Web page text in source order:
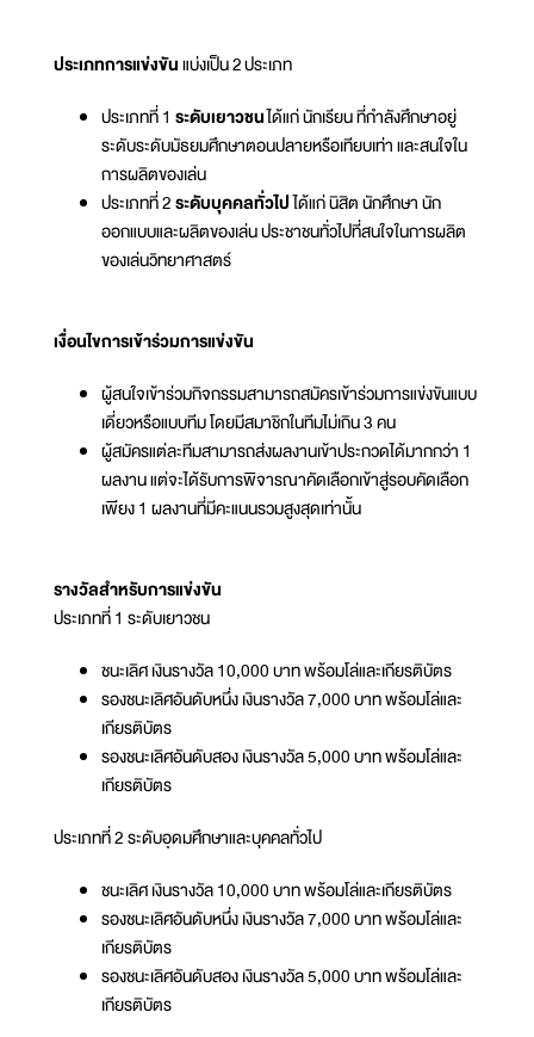
ประเภทการแข่งขันแบ่งเป็น 2 ประเภท
ประเภทที่ 1 ระดับเยาวชนได้แก่ นักเรียน ที่กำลังศึกษาอยู่
ระดับระดับมัธยมศึกษาตอนปลายหรือเทียบเท่า และสนใจใน
การผลิตของเล่น
ประเภทที่ 2ระดับบุคคลทั่วไปได้แก่ นิสิต นักศึกษา นัก
ออกแบบและผลิตของเล่น ประชาชนทั่วไปที่สนใจในการผลิต
ของเล่นวิทยาศาสตร์
เงื่อนไขการเข้าร่วมการแข่งขัน
ผู้สนใจเข้าร่วมกิจกรรมสามารถสมัครเข้าร่วมการแข่งขันแบบ
เดี่ยวหรือแบบทีม โดยมีสมาชิกในทีมไม่เกิน 3 คน
ผู้สมัครแต่ละทีมสามารถส่งผลงานเข้าประกวดได้มากกว่า 1
ผลงาน แต่จะได้รับการพิจารณาคัดเลือกเข้าสู่รอบคัดเลือก
เพียง 1 ผลงานที่มีคะแนนรวมสูงสุดเท่านั้น
รางวัลสำหรับการแข่งขัน
ประเภทที่ 1 ระดับเยาวชน
ชนะเลิศ เงินรางวัล 10,000 บาท พร้อมโล่และเกียรติบัตร
รองชนะเลิศอันดับหนึ่ง เงินรางวัล 7,000 บาท พร้อมโล่และ
เกียรติบัตร
รองชนะเลิศอันดับสอง เงินรางวัล 5,000 บาท พร้อมโล่และ
เกียรติบัตร
ประเภทที่ 2 ระดับอุดมศึกษาและบุคคลทั่วไป
ชนะเลิศ เงินรางวัล 10,000 บาท พร้อมโล่และเกียรติบัตร
รองชนะเลิศอันดับหนึ่ง เงินรางวัล 7,000 บาท พร้อมโล่และ
เกียรติบัตร
รองชนะเลิศอันดับสอง เงินรางวัล 5,000 บาท พร้อมโล่และ
เกียรติบัตร